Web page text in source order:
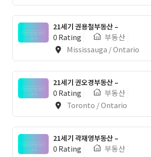
21세기 권용철부동산 –
0 Rating
부동산
Mississauga / Ontario
21세기 권오경부동산 –
0 Rating
부동산
Toronto / Ontario
21세기 곽재영부동산 –
0 Rating
부동산